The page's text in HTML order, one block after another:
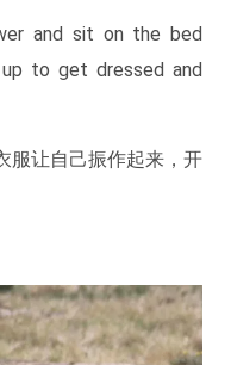
and sit on the bed
to get dressed and
服让自己振作起来，开